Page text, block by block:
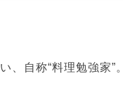
、自称“料理勉強家”。